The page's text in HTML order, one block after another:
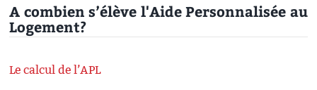
A combien s’élève l'Aide Personnalisée au
Logement?
Le calcul de l’APL